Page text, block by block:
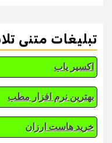
تبلیغات متنی
اکسیر یاب
بهترین نرم افزار مطب
خرید هاست ارزان